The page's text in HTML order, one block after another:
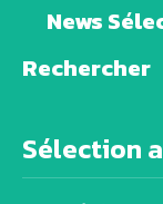
News
Rechercher
Sélection